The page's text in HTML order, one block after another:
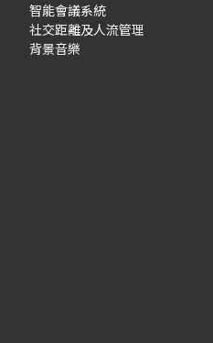
智能會議系統
社交距離及人流管理
背景音樂